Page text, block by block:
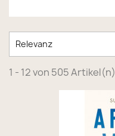
Relevanz
1 - 12 von 505 Artikel(n)